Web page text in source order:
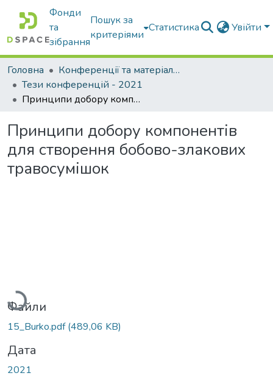
Фонди
та
зібрання
Пошук за
критеріями
Статистика Увійти
Головна
Конференції та матеріали конференцій
Тези конференцій - 2021
Принципи добору компонентів для створення бобово-злакових травосумішок
Принципи добору компонентів
для створення бобово-злакових
травосумішок
Вантажиться...
Файли
15_Burko.pdf(489,06 KB)
Дата
2021